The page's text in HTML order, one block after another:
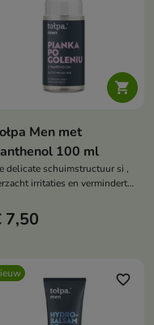

Men met
100 ml
delicate schuimstructuur si ,
irritaties en vermindert
gevoel op de huid.
7,50
favorite_border